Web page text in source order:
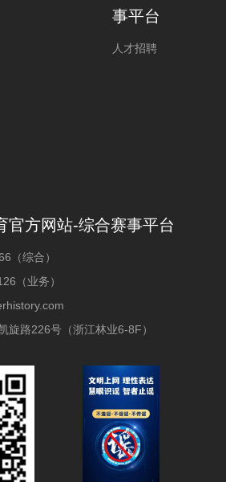
事平台
人才招聘
官方网站-综合赛事平台
（综合）
业务）
旋路226号（浙江林业6-8F）